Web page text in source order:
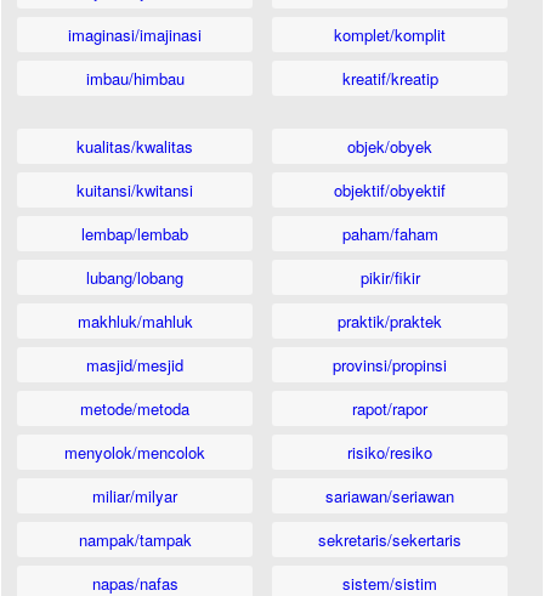
imaginasi/imajinasi
imbau/himbau
komplet/komplit
kreatif/kreatip
kualitas/kwalitas
kuitansi/kwitansi
lembap/lembab
lubang/lobang
makhluk/mahluk
masjid/mesjid
metode/metoda
menyolok/mencolok
miliar/milyar
nampak/tampak
napas/nafas
objek/obyek
objektif/obyektif
paham/faham
pikir/fikir
praktik/praktek
provinsi/propinsi
rapot/rapor
risiko/resiko
sariawan/seriawan
sekretaris/sekertaris
sistem/sistim